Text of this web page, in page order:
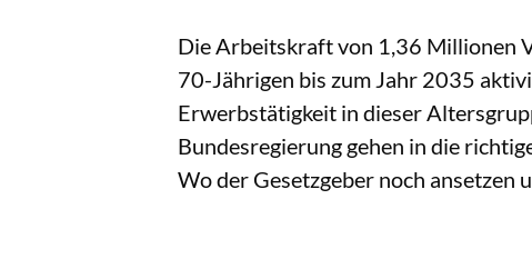
Die Arbeitskraft von 1,36 Millionen
70-Jährigen bis zum Jahr 2035
Erwerbstätigkeit in dieser
Bundesregierung gehen in die
Wo der Gesetzgeber noch ansetzen